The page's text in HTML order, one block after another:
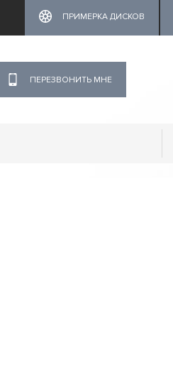
ПРИМЕРКА ДИСКОВ
ПЕРЕЗВОНИТЬ МНЕ